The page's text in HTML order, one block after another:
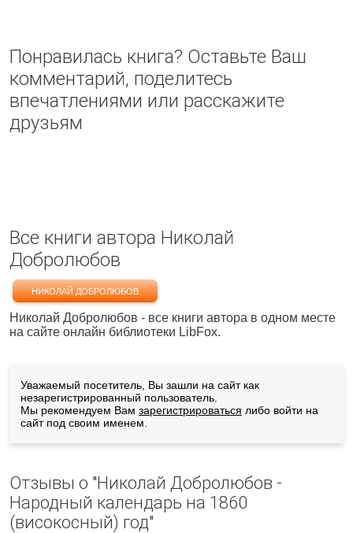
Понравилась книга? Оставьте Ваш
комментарий, поделитесь
впечатлениями или расскажите
друзьям
Все книги автора Николай
Добролюбов
НИКОЛАЙ ДОБРОЛЮБОВ
Николай Добролюбов - все книги автора в одном месте
на сайте онлайн библиотеки LibFox.
Уважаемый посетитель, Вы зашли на сайт как
незарегистрированный пользователь.
Мы рекомендуем Вам зарегистрироваться либо войти на
сайт под своим именем.
Отзывы о "Николай Добролюбов -
Народный календарь на 1860
(високосный) год"